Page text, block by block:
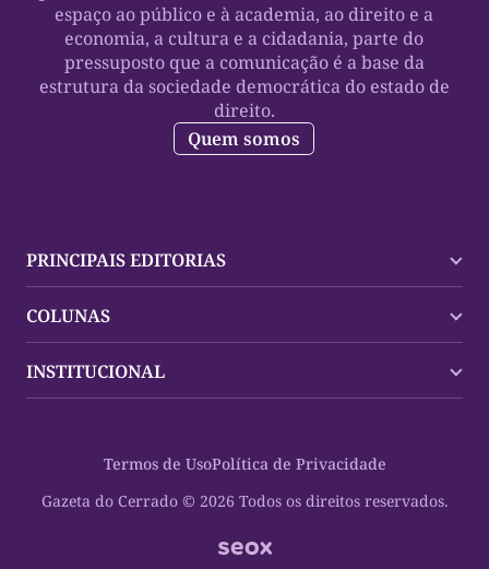
espaço ao público e à academia, ao direito e a
economia, a cultura e a cidadania, parte do
pressuposto que a comunicação é a base da
estrutura da sociedade democrática do estado de
direito.
Quem somos
PRINCIPAIS EDITORIAS
Palmas
Mundo
Oportunidades
Cultura
COLUNAS
Policial
Planeta Vivo
Espaço Cidadania
INSTITUCIONAL
Gazeta do Cerrado © 2026 Todos os direitos reservados.
Termos de UsoPolítica de Privacidade